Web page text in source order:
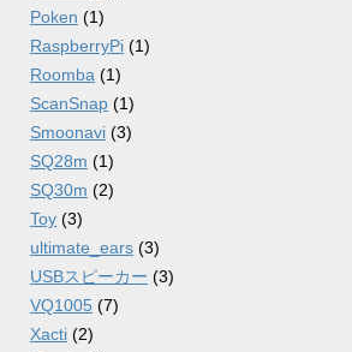
Poken (1)
RaspberryPi (1)
Roomba (1)
ScanSnap (1)
Smoonavi (3)
SQ28m (1)
SQ30m (2)
Toy (3)
ultimate_ears (3)
USBスピーカー (3)
VQ1005 (7)
Xacti (2)